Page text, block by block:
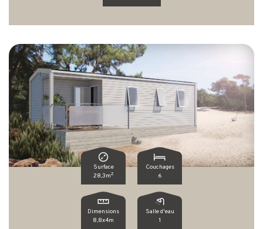
Surface
28,3m2
Couchages
6
Dimensions
8,8x4m
Salle d'eau
1